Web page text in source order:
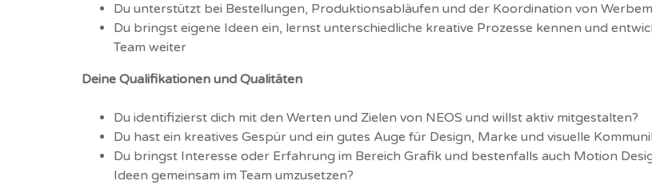
Du unterstützt bei Bestellungen, Produktionsabläufen und der Koordination von
Du bringst eigene Ideen ein, lernst unterschiedliche kreative Prozesse kennen und
Team weiter
Deine Qualifikationen und Qualitäten
Du identifizierst dich mit den Werten und Zielen von NEOS und willst aktiv mitgestalten?
Du hast ein kreatives Gespür und ein gutes Auge für Design, Marke und visuelle
Du bringst Interesse oder Erfahrung im Bereich Grafik und bestenfalls auch Motion
Ideen gemeinsam im Team umzusetzen?